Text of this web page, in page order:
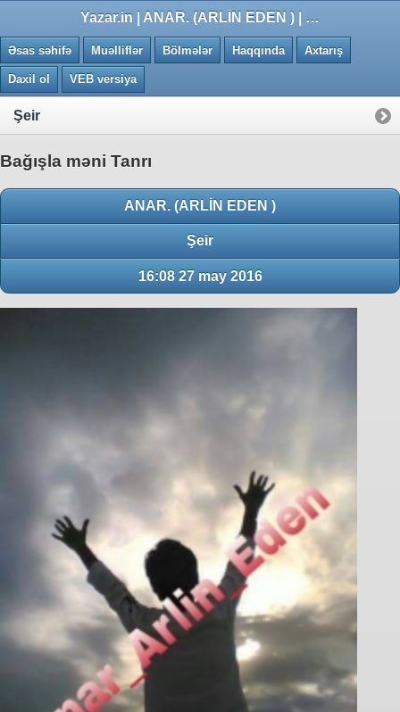
Yazar.in | ANAR. (ARLİN EDEN ) | Bağışla məni Tanrı
Əsas səhifə Muəlliflər Bölmələr Haqqında Axtarış
Daxil ol VEB versiya
Şeir
Bağışla məni Tanrı
ANAR. (ARLİN EDEN )
Şeir
16:08 27 may 2016